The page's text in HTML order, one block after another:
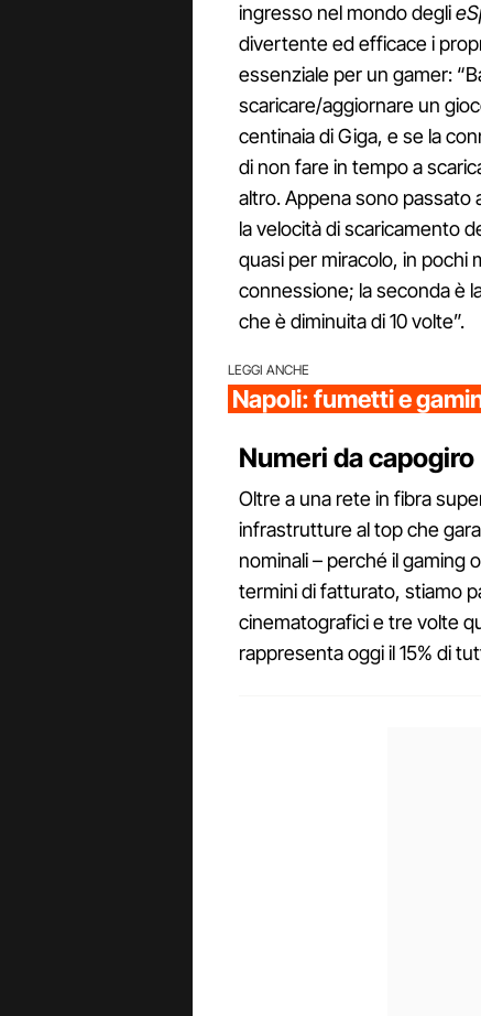
ingresso nel mondo degli
divertente ed efficace i
essenziale per un gamer:
scaricare/aggiornare un
centinaia di Giga, e se la
di non fare in tempo a
altro. Appena sono passato
la velocità di scaricamento
quasi per miracolo, in pochi
connessione; la seconda è
che è diminuita di 10 volte”.
LEGGI ANCHE
Napoli: fumetti e
Numeri da capogiro
Oltre a una rete in fibra
infrastrutture al top che
nominali – perché il gaming
termini di fatturato, stiamo
cinematografici e tre volte
rappresenta oggi il 15% di